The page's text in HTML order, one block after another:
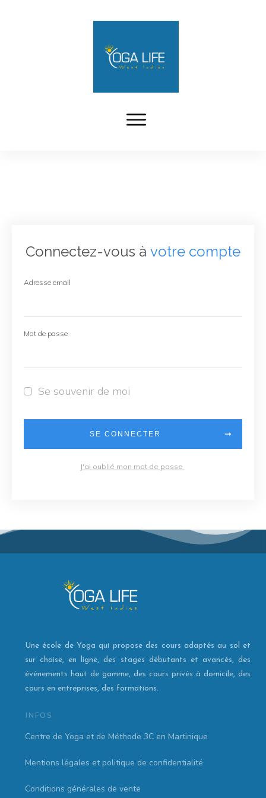
Connectez-vous à votre compte
Adresse email
Mot de passe
Se souvenir de moi
SE CONNECTER
J'ai oublié mon mot de passe
Une école de Yoga qui propose des cours adaptés au sol et
sur chaise, en ligne, des stages débutants et avancés, des
événements haut de gamme, des cours privés à domicile, des
cours en entreprises, des formations.
INFOS
Centre de Yoga et de Méthode 3C en Martinique
Mentions légales et politique de confidentialité
Conditions générales de vente